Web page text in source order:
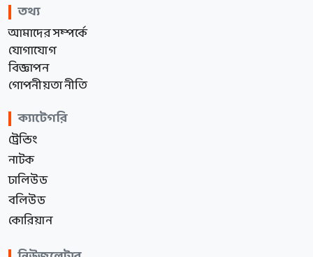
তথ্য
আমাদের সম্পর্কে
যোগাযোগ
বিজ্ঞাপন
গোপনীয়তা নীতি
ক্যাটেগরি
ট্রেন্ডিং
নাটক
ঢালিউড
বলিউড
কোরিয়ান